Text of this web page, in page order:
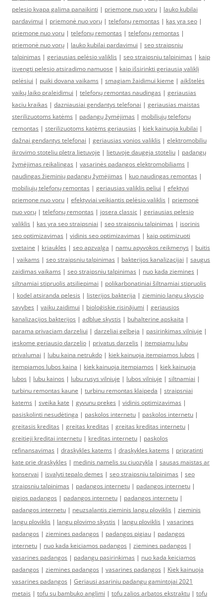
pelesio kvapa galima panaikinti | priemone nuo voru | lauko kubilai
pardavimui | priemonė nuo vorų | telefonų remontas | kas yra seo |
priemone nuo voru | telefonų remontas | telefonų remontas |
priemonė nuo vorų | lauko kubilai pardavimui | seo straipsniu
talpinimas | geriausias pelėsio valiklis | seo straipsniu talpinimas | kaip
isvengti pelesio atsiradimo namuose | kaip išsirinkti geriausią valiklį
pelėsiui | puiki dovana vaikams | smagiam žaidimui kieme | aikštelės
vaikų laiko praleidimui | telefonų remontas naudingas | geriausias
kaciu kraikas | dazniausiai gendantys telefonai | geriausias maistas
sterilizuotoms katėms | padangų žymėjimas | mobiliųjų telefonų
remontas | sterilizuotoms katėms geriausias | kiek kainuoja kubilai |
dažnai gendantys telefonai | geriausias vonios valiklis | elektromobiliu
ikrovimo stoteliu pletra lietuvoje | lietuvoje daugeja stoteliu | padangų
žymėjimas reikalingas | vasarinės padangos elektromobiliams |
naudingas žieminių padangų žymėjimas | kuo naudingas remontas |
mobiliųjų telefonų remontas | geriausias valiklis peliui | efektyvi
priemone nuo voru | efektyviai veikiantis pelėsio valiklis | priemonė
nuo vorų | telefonų remontas | josera classic | geriausias pelesio
valiklis | kas yra seo straipsniai | seo straipsniu talpinimas | isorinis
seo optimizavimas | vidinis seo optimizavimas | kaip optimizuoti
svetaine | kriaukles | seo apzvalga | namu apyvokos reikmenys | buitis
| vaikams | seo straipsniu talpinimas | bakterijos kanalizacijai | saugus
zaidimas vaikams | seo straipsniu talpinimas | nuo kada ziemines |
siltnamiai stipruolis atsiliepimai | polikarbonatiniai šiltnamiai stipruolis
| kodel atsiranda pelesis | listerijos bakterija | zieminio langu skyscio
savybes | vaiku zaidimui | bioloģiskie risinājumi | geriausios
kanalizacijos bakterijos | adblue skystis | buhalterine apskaita |
parama privaciam darzeliui | darzeliai gelbeja | pasirinkimas vilniuje |
ieskome geriausio darzelio | privatus darzelis | itempiamu lubu
privalumai | lubu kaina netrukdo | kiek kainuoja itempiamos lubos |
itempiamos lubos kaina | kiek kainuoja itempiamos | kiek kainuoja
lubos | lubu kainos | lubu rusys vilniuje | lubos vilniuje | siltnamiai |
turbinu remontas kaune | turbinu remontas klaipeda | straipsniai
katems | sveika kate | gyvunu prekes | vidinis optimizavimas |
pasiskolinti nesudėtinga | paskolos internetu | paskolos internetu |
greitasis kreditas | greitas kreditas | greitas kreditas internetu |
greitieji kreditai internetu | kreditas internetu | paskolos
refinansavimas | draskykles katems | draskykles katems | pripratinti
kate prie draskykles | medinis namelis su ciuozykla | sausas maistas ar
konservai | isvalyti tepalo demes | seo straipsniu talpinimas | seo
straipsniu talpinimas | padangos internetu | padangos internetu |
pigios padangos | padangos internetu | padangos internetu |
padangos internetu | neuzsalantis zieminis langu ploviklis | zieminis
langu ploviklis | langu plovimo skystis | langu ploviklis | vasarines
padangos | ziemines padangos | padangos pigiau | padangos
internetu | nuo kada keiciamos padangos | ziemines padangos |
vasarines padangos | padangu pasirinkimas | nuo kada keiciamos
padangos | ziemines padangos | vasarines padangos | Kiek kainuoja
vasarines padangos | Geriausi asariniu padangu gamintojai 2021
metais | tofu su bambuko anglimi | tofu zalios arbatos ekstraktu | tofu